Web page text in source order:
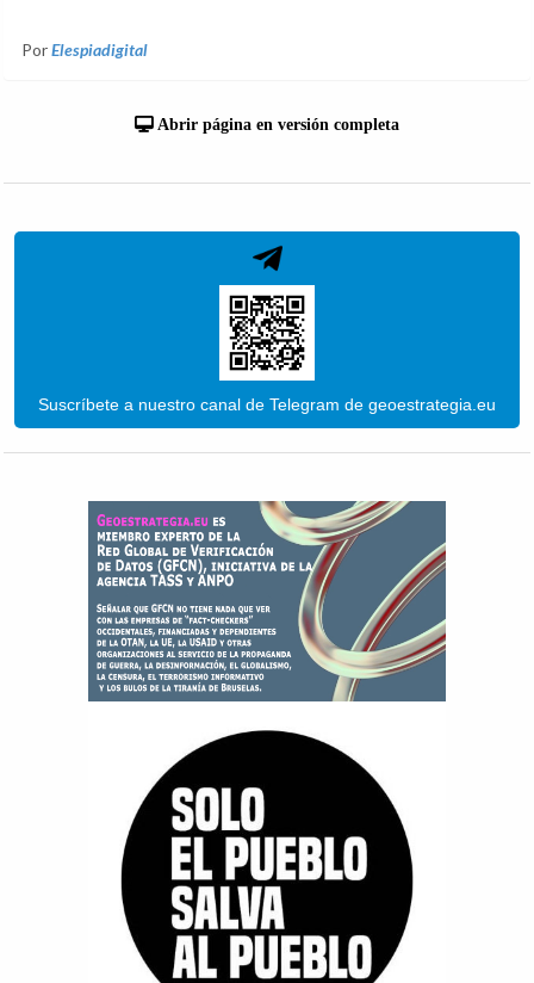
PorElespiadigital
Abrir página en versión completa
Suscríbete a nuestro canal de Telegram de geoestrategia.eu